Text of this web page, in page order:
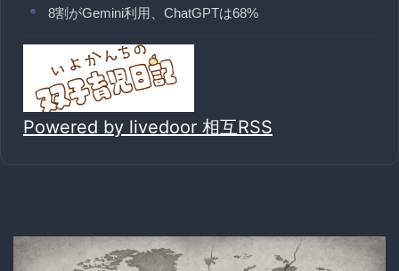
8割がGemini利用、ChatGPTは68%
Powered by livedoor 相互RSS